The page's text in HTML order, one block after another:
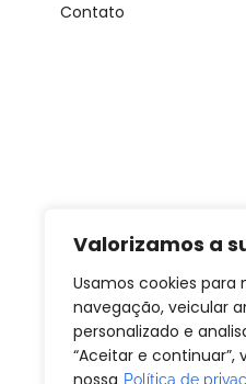
Valorizamos a
Usamos cookies para
navegação, veicular
personalizado e
“Aceitar e continuar”,
nossa Política de
Contato